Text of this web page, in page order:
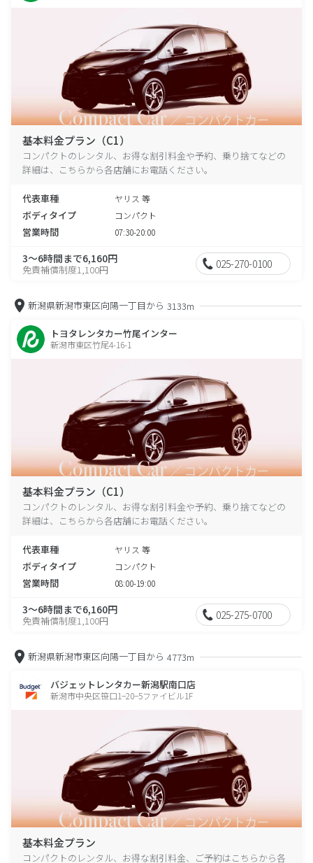
基本料金プラン（C1）
コンパクトのレンタル、お得な割引料金や予約、乗り捨てなどの
詳細は、こちらから各店舗にお電話ください。
代表車種 ヤリス 等
ボディタイプ コンパクト
営業時間 07:30-20:00
3～6時間まで6,160円
免責補償制度1,100円 025-270-0100
新潟県新潟市東区向陽一丁目から 3133m
トヨタレンタカー竹尾インター
新潟市東区竹尾4-16-1
基本料金プラン（C1）
コンパクトのレンタル、お得な割引料金や予約、乗り捨てなどの
詳細は、こちらから各店舗にお電話ください。
代表車種 ヤリス 等
ボディタイプ コンパクト
営業時間 08:00-19:00
3～6時間まで6,160円
免責補償制度1,100円 025-275-0700
新潟県新潟市東区向陽一丁目から 4773m
バジェットレンタカー新潟駅南口店
新潟市中央区笹口1−20−5ファイビル1F
基本料金プラン
コンパクトのレンタル、お得な割引料金、ご予約はこちらから各